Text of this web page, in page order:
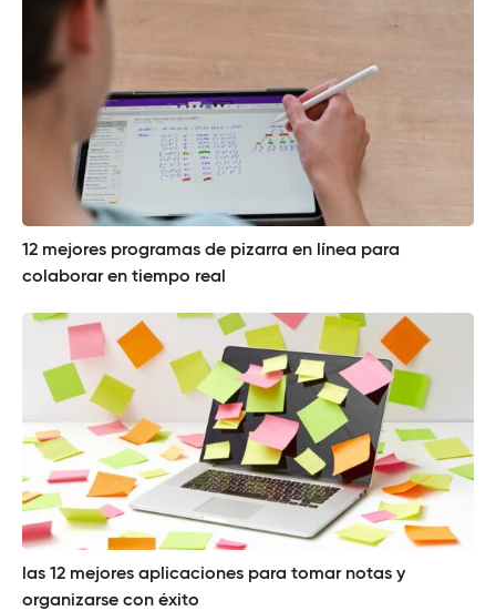
12 mejores programas de pizarra en línea para
colaborar en tiempo real
las 12 mejores aplicaciones para tomar notas y
organizarse con éxito